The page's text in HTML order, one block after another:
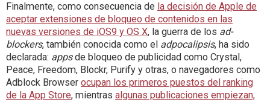
Finalmente, como consecuencia de la decisión de Apple de
aceptar extensiones de bloqueo de contenidos en las
nuevas versiones de iOS9 y OS X, la guerra de los ad-
blockers, también conocida como el adpocalipsis, ha sido
declarada: appsde bloqueo de publicidad como Crystal,
Peace, Freedom, Blockr, Purify y otras, o navegadores como
Adblock Browser ocupan los primeros puestos del ranking
de la App Store, mientras algunas publicaciones empiezan,